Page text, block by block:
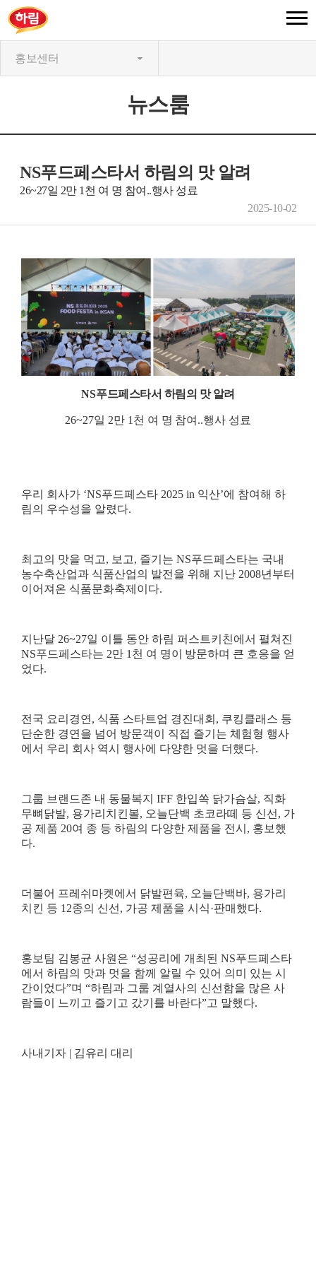
홍보센터
뉴스룸
NS푸드페스타서 하림의 맛 알려
26~27일 2만 1천 여 명 참여..행사 성료
2025-10-02
NS푸드페스타서 하림의 맛 알려
26~27일 2만 1 천 여 명 참여 ..행사 성료
우리 회사가 ‘NS푸드페스타 2025 in 익산’에 참여해 하
림의 우수성을 알렸다.
최고의 맛을 먹고, 보고, 즐기는 NS푸드페스타는 국내
농수축산업과 식품산업의 발전을 위해 지난 2008년부터
이어져온 식품문화축제이다.
지난달 26~27일 이틀 동안 하림 퍼스트키친에서 펼쳐진
NS푸드페스타는 2만 1 천 여 명이
방문하며 큰 호응을 얻
었다.
전국 요리경연 , 식품 스타트업 경진대회 , 쿠킹클래스 등
단순한 경연을 넘어 방문객이 직접 즐기는 체험형 행사
에서 우리 회사 역시 행사에 다양한 멋을 더했다.
그룹 브랜드존 내 동물복지 IFF 한입쏙 닭가슴살, 직화
무뼈닭발, 용가리치킨볼, 오늘단백 초코라떼 등 신선 , 가
공 제품 20여 종 등 하림의 다양한 제품을 전시 , 홍보했
다.
더불어 프레쉬마켓에서 닭발편육, 오늘단백바, 용가리
치킨 등 12종의 신선 , 가공 제품을 시식·판매했다.
홍보팀 김봉균 사원은 “성공리에 개최된 NS푸드페스타
에서 하림의 맛과 멋을 함께 알릴 수 있어 의미 있는 시
간이었다”며 “하림과 그룹 계열사의 신선함을 많은 사
람들이 느끼고 즐기고 갔기를 바란다”고 말했다.
사내기자 | 김유리 대리